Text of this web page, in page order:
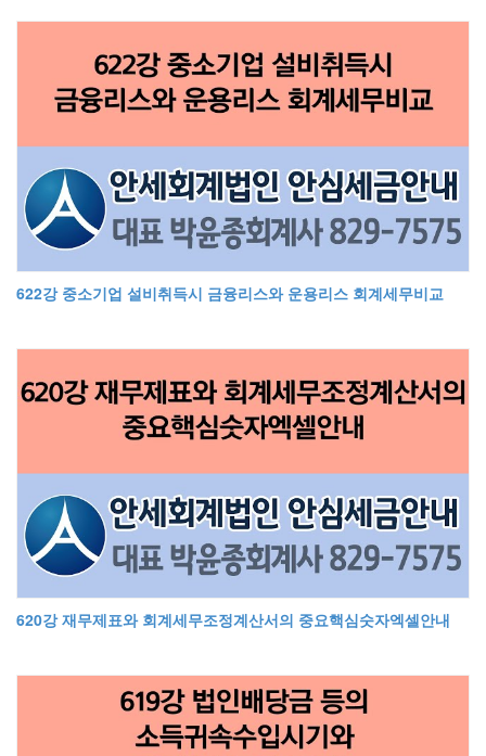
622강 중소기업 설비취득시 금융리스와 운용리스 회계세무비교
620강 재무제표와 회계세무조정계산서의 중요핵심숫자엑셀안내